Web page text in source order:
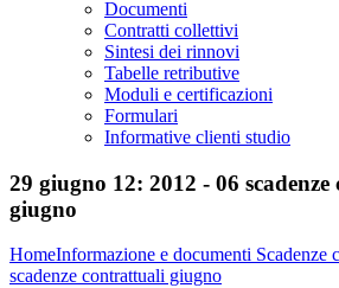
Documenti
Contratti collettivi
Sintesi dei rinnovi
Tabelle retributive
Moduli e certificazioni
Formulari
Informative clienti studio
29 giugno 12: 2012 - 06
giugno
HomeInformazione e documenti Scadenze
scadenze contrattuali giugno